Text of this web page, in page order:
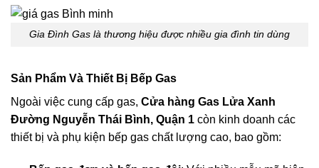
Gia Đình Gas là thương hiệu được nhiều gia đình tin dùng
Sản Phẩm Và Thiết Bị Bếp Gas
Ngoài việc cung cấp gas, Cửa hàng Gas Lửa Xanh
Đường Nguyễn Thái Bình, Quận 1 còn kinh doanh các
thiết bị và phụ kiện bếp gas chất lượng cao, bao gồm: